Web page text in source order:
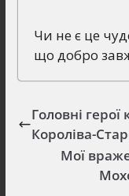
Чи не є це
що добро
Головні
Короліва-
Мої